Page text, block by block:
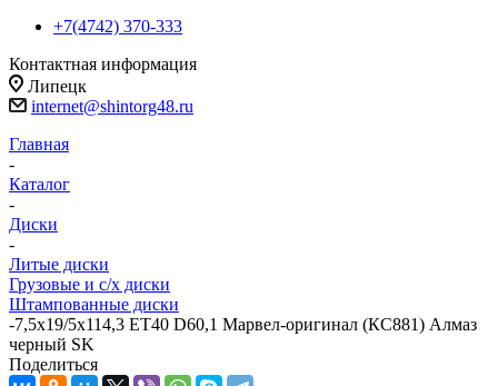
+7(4742) 370-333
Контактная информация
Липецк
internet@shintorg48.ru
Главная
-
Каталог
-
Диски
-
Литые диски
Грузовые и с/х диски
Штампованные диски
-7,5x19/5x114,3 ET40 D60,1 Марвел-оригинал (КС881) Алмаз
черный SK
Поделиться